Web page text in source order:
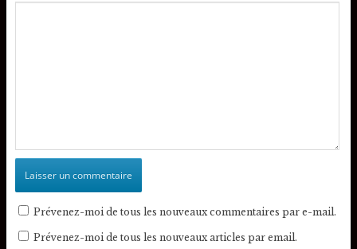
Prévenez-moi de tous les nouveaux commentaires par e-mail.
Prévenez-moi de tous les nouveaux articles par email.